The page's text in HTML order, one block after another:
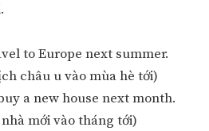
to Europe next summer.
châu u vào mùa hè tới)
a new house next month.
mới vào tháng tới)